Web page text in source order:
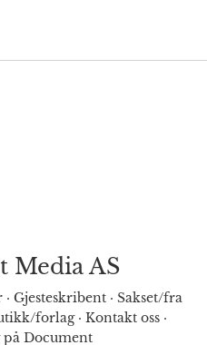
Media AS
· Gjesteskribent · Sakset/fra
forlag· Kontakt oss·
Document